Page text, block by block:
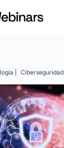
| Ciberseguridad